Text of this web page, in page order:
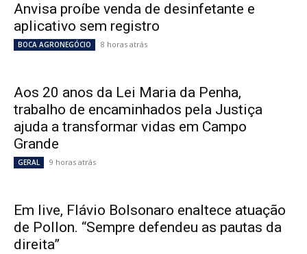
Anvisa proíbe venda de desinfetante e
aplicativo sem registro
BOCA AGRONEGÓCIO 8 horas atrás
Aos 20 anos da Lei Maria da Penha,
trabalho de encaminhados pela Justiça
ajuda a transformar vidas em Campo
Grande
GERAL 9 horas atrás
Em live, Flávio Bolsonaro enaltece atuação
de Pollon. “Sempre defendeu as pautas da
direita”